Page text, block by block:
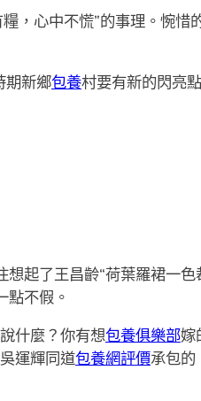
心中不慌”的事理。惋惜
期新鄉包養村要有新的閃亮
了王昌齡“荷葉羅裙一色
點不假。
什麼？你有想包養俱樂部嫁
運輝同道包養網評價承包的